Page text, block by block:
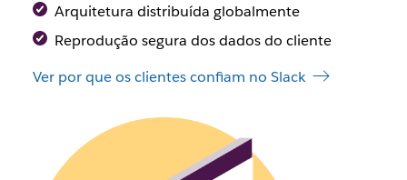
Arquitetura distribuída globalmente
Reprodução segura dos dados do cliente
Ver por que os clientes confiam no Slack